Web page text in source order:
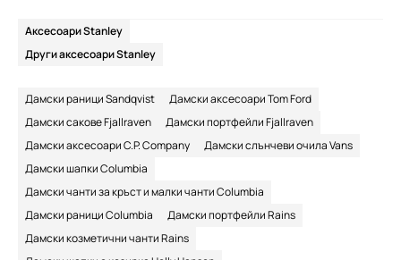
Аксесоари Stanley
Други аксесоари Stanley
Дамски раници Sandqvist
Дамски аксесоари Tom Ford
Дамски сакове Fjallraven
Дамски портфейли Fjallraven
Дамски аксесоари C.P. Company
Дамски слънчеви очила Vans
Дамски шапки Columbia
Дамски чанти за кръст и малки чанти Columbia
Дамски раници Columbia
Дамски портфейли Rains
Дамски козметични чанти Rains